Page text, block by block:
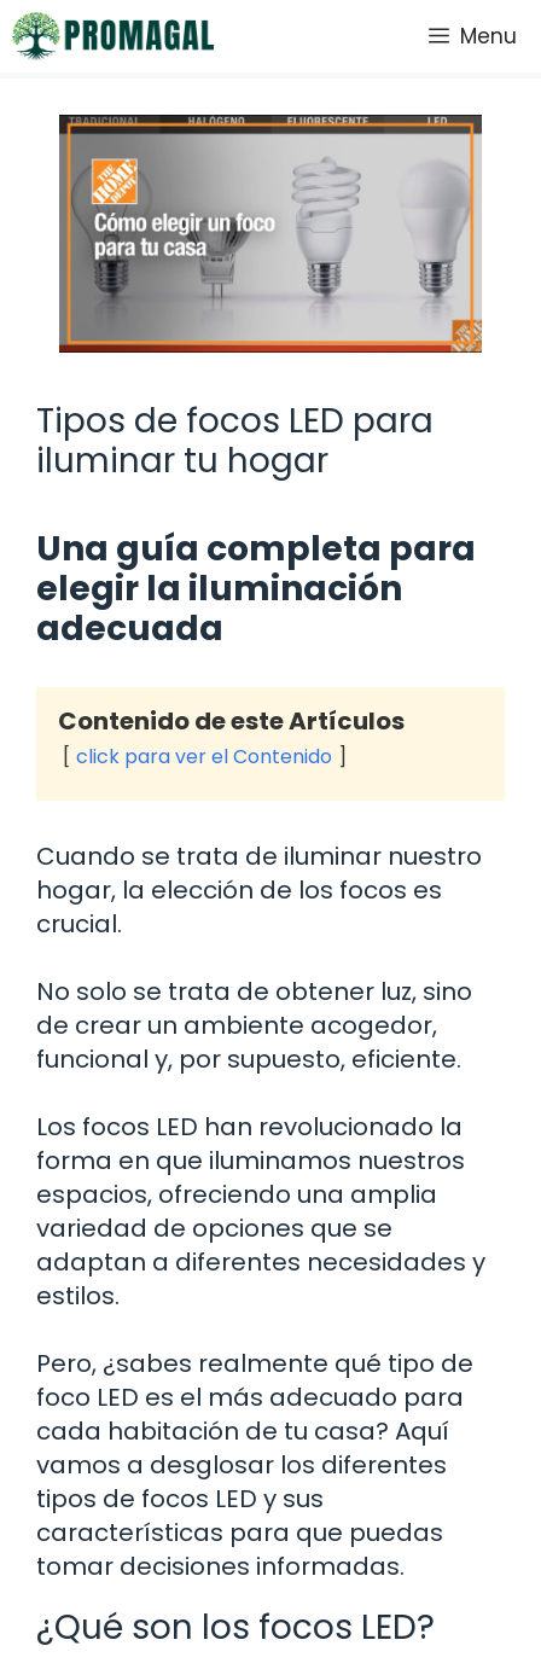
Saltar
al
Menu
Tipos de focos LED para
iluminar tu hogar
Una guía completa para
elegir la iluminación
adecuada
Contenido de este Artículos
click para ver el Contenido
Cuando se trata de iluminar nuestro
hogar, la elección de los focos es
crucial.
No solo se trata de obtener luz, sino
de crear un ambiente acogedor,
funcional y, por supuesto, eficiente.
Los focos LED han revolucionado la
forma en que iluminamos nuestros
espacios, ofreciendo una amplia
variedad de opciones que se
adaptan a diferentes necesidades y
estilos.
Pero, ¿sabes realmente qué tipo de
foco LED es el más adecuado para
cada habitación de tu casa? Aquí
vamos a desglosar los diferentes
tipos de focos LED y sus
características para que puedas
tomar decisiones informadas.
¿Qué son los focos LED?